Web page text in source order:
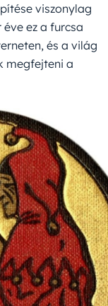
viszonylag
ez a furcsa
és a világ
megfejteni a